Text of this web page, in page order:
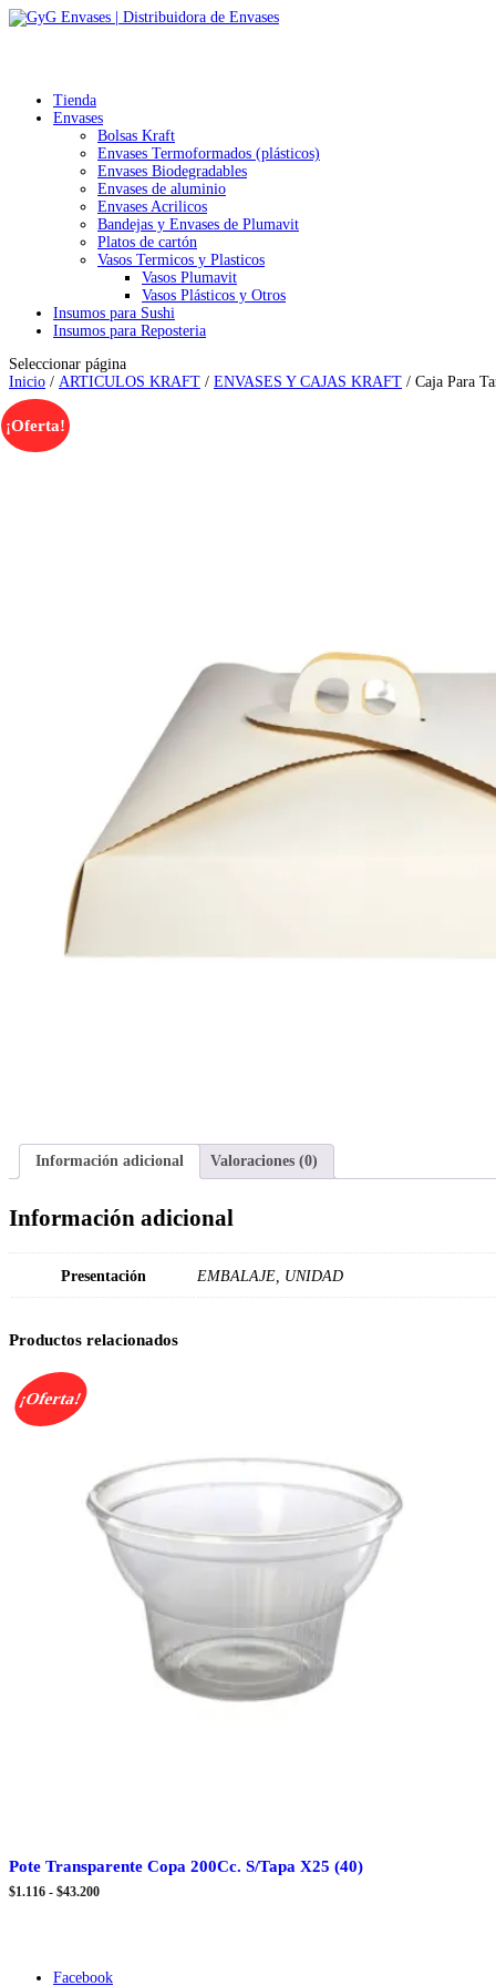
Tienda
Envases
Bolsas Kraft
Envases Termoformados (plásticos)
Envases Biodegradables
Envases de aluminio
Envases Acrilicos
Bandejas y Envases de Plumavit
Platos de cartón
Vasos Termicos y Plasticos
Vasos Plumavit
Vasos Plásticos y Otros
Insumos para Sushi
Insumos para Reposteria
Seleccionar página
Inicio / ARTICULOS KRAFT / ENVASES Y CAJAS KRAFT / Caja Para
¡Oferta!
Información adicional Valoraciones (0)
Información adicional
Presentación EMBALAJE, UNIDAD
Productos relacionados
¡Oferta!
Pote Transparente Copa 200Cc. S/Tapa X25 (40)
$1.116 - $43.200Rango
hasta
Facebook